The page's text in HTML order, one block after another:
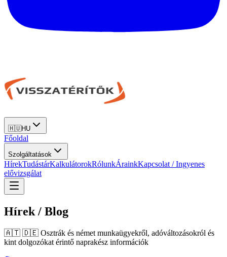
🇭🇺HU
Főoldal
Szolgáltatások
HírekTudástárKalkulátorokRólunkÁrainkKapcsolat / Ingyenes
elővizsgálat
Hírek / Blog
🇦🇹 🇩🇪 Osztrák és német munkaügyekről, adóváltozásokról és
kint dolgozókat érintő naprakész információk